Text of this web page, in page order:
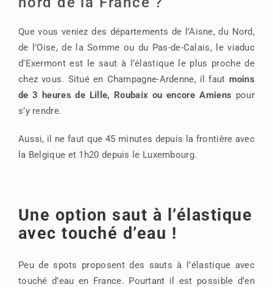
Que vous veniez des départements de l’Aisne, du Nord,
de l’Oise, de la Somme ou du Pas-de-Calais, le viaduc
d’Exermont est le saut à l’élastique le plus proche de
chez vous. Situé en Champagne-Ardenne, il faut moins
de 3 heures de Lille, Roubaix ou encore Amiens pour
s’y rendre.
Aussi, il ne faut que 45 minutes depuis la frontière avec
la Belgique et 1h20 depuis le Luxembourg.
Une option saut à l’élastique
avec touché d’eau !
Peu de spots proposent des sauts à l’élastique avec
touché d’eau en France. Pourtant il est possible d’en